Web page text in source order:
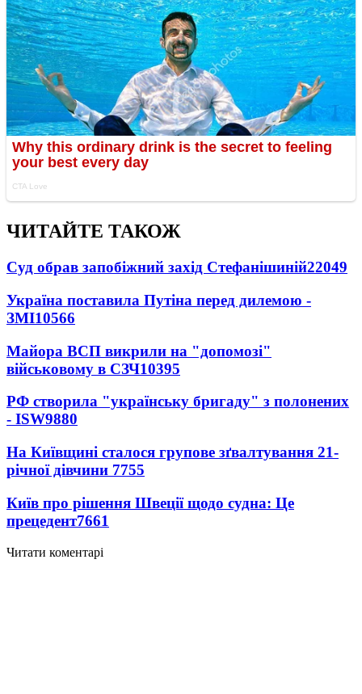
ЧИТАЙТЕ ТАКОЖ
Суд обрав запобіжний захід Стефанішиній22049
Україна поставила Путіна перед дилемою -
ЗМІ10566
Майора ВСП викрили на "допомозі"
військовому в СЗЧ10395
РФ створила "українську бригаду" з полонених
- ISW9880
На Київщині сталося групове зґвалтування 21-
річної дівчини 7755
Київ про рішення Швеції щодо судна: Це
прецедент7661
Читати коментарі